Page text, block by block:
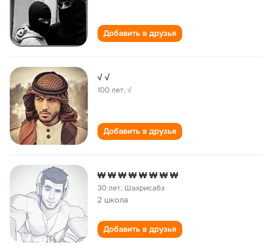
Добавить в друзья
√ √
100 лет,√
Добавить в друзья
₩ ₩ ₩ ₩ ₩ ₩ ₩ ₩
30 лет, Шахрисабз
2 школа
Добавить в друзья